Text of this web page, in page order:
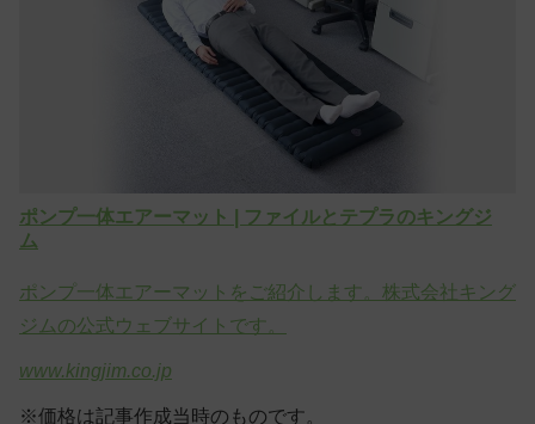
ポンプ一体エアーマット | ファイルとテプラのキングジ
ム
ポンプ一体エアーマットをご紹介します。株式会社キング
ジムの公式ウェブサイトです。
www.kingjim.co.jp
※価格は記事作成当時のものです。